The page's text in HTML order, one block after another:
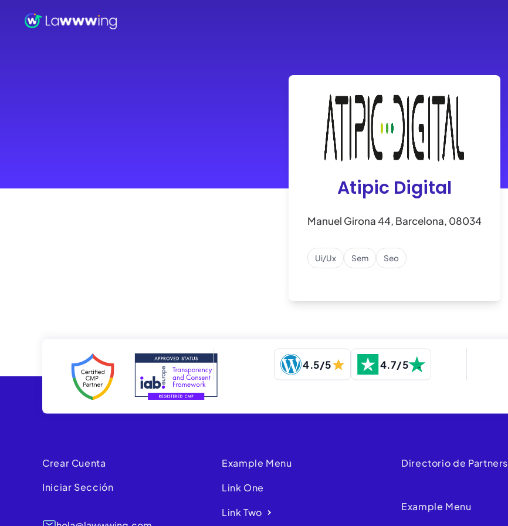
Atipic Digital
Manuel Girona 44, Barcelona, 08034
Ui/ux Sem Seo
4.5/5 4.7/5
Crear Cuenta
Iniciar Sección
Example Menu
Link One
Link Two
Directorio de Partners
Example Menu